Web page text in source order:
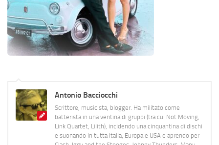
Antonio Bacciocchi
Scrittore, musicista, blogger. Ha militato come
batterista in una ventina di gruppi (tra cui Not Moving,
Link Quartet, Lilith), incidendo una cinquantina di dischi
e suonando in tutta Italia, Europa e USA e aprendo per